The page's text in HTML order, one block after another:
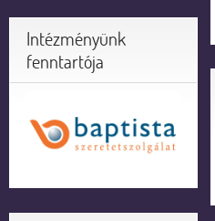
Intézményünk
fenntartója